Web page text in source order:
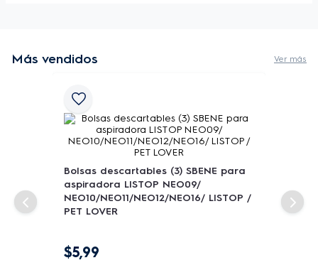
Más vendidos Ver más
Bolsas descartables (3) SBENE para
aspiradora LISTOP NEO09/
NEO10/NEO11/NEO12/NEO16/ LISTOP /
PET LOVER
$5,99